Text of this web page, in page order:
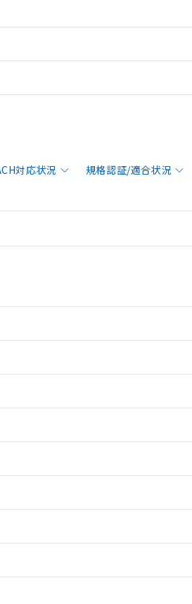
対応状況 規格認証/適合状況